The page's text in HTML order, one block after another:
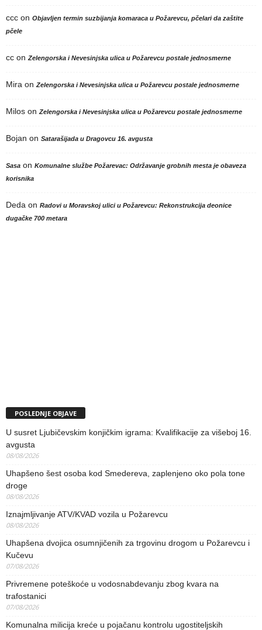
ccc on Objavljen termin suzbijanja komaraca u Požarevcu, pčelari da zaštite
pčele
cc onZelengorska i Nevesinjska ulica u Požarevcu postale jednosmerne
Mira onZelengorska i Nevesinjska ulica u Požarevcu postale jednosmerne
Milos onZelengorska i Nevesinjska ulica u Požarevcu postale jednosmerne
Bojan on Satarašijada u Dragovcu 16. avgusta
Sasa on Komunalne službe Požarevac: Održavanje grobnih mesta je obaveza
korisnika
Deda on Radovi u Moravskoj ulici u Požarevcu: Rekonstrukcija deonice
dugačke 700 metara
POSLEDNJE OBJAVE
U susret Ljubičevskim konjičkim igrama: Kvalifikacije za višeboj 16.
avgusta
08/08/2026
Uhapšeno šest osoba kod Smedereva, zaplenjeno oko pola tone
droge
08/08/2026
Iznajmljivanje ATV/KVAD vozila u Požarevcu
08/08/2026
Uhapšena dvojica osumnjičenih za trgovinu drogom u Požarevcu i
Kučevu
07/08/2026
Privremene poteškoće u vodosnabdevanju zbog kvara na
trafostanici
07/08/2026
Komunalna milicija kreće u pojačanu kontrolu ugostiteljskih